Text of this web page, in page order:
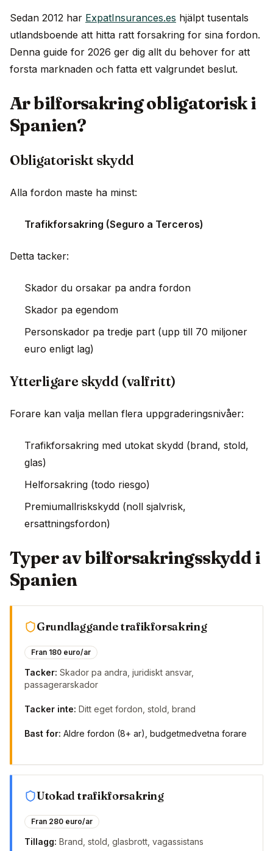
Sedan 2012 har ExpatInsurances.es hjälpt tusentals
utlandsboende att hitta ratt forsakring for sina fordon.
Denna guide for 2026 ger dig allt du behover for att
forsta marknaden och fatta ett valgrundet beslut.
Ar bilforsakring obligatorisk i
Spanien?
Obligatoriskt skydd
Alla fordon maste ha minst:
Trafikforsakring (Seguro a Terceros)
Detta tacker:
Skador du orsakar pa andra fordon
Skador pa egendom
Personskador pa tredje part (upp till 70 miljoner
euro enligt lag)
Ytterligare skydd (valfritt)
Forare kan valja mellan flera uppgraderingsnivåer:
Trafikforsakring med utokat skydd (brand, stold,
glas)
Helforsakring (todo riesgo)
Premiumallriskskydd (noll sjalvrisk,
ersattningsfordon)
Typer av bilforsakringsskydd i
Spanien
Grundlaggande trafikforsakring
Fran 180 euro/ar
Tacker: Skador pa andra, juridiskt ansvar,
passagerarskador
Tacker inte: Ditt eget fordon, stold, brand
Bast for: Aldre fordon (8+ ar), budgetmedvetna forare
Utokad trafikforsakring
Fran 280 euro/ar
Tillagg: Brand, stold, glasbrott, vagassistans